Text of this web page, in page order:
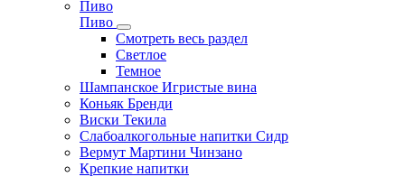
Пиво
Пиво
Смотреть весь раздел
Cветлое
Темное
Шампанское Игристые вина
Коньяк Бренди
Виски Текила
Слабоалкогольные напитки Сидр
Вермут Мартини Чинзано
Крепкие напитки